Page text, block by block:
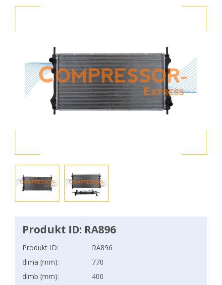
Produkt ID: RA896
Produkt ID:
RA896
dima (mm):
770
dimb (mm):
400